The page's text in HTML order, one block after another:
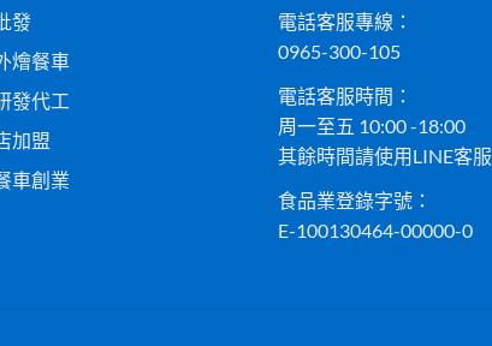
發
燴餐車
發代工
加盟
車創業
電話客服專線：
0965-300-105
電話客服時間：
周一至五 10:00 -18:00
其餘時間請使用LINE客服
食品業登錄字號：
E-100130464-00000-0